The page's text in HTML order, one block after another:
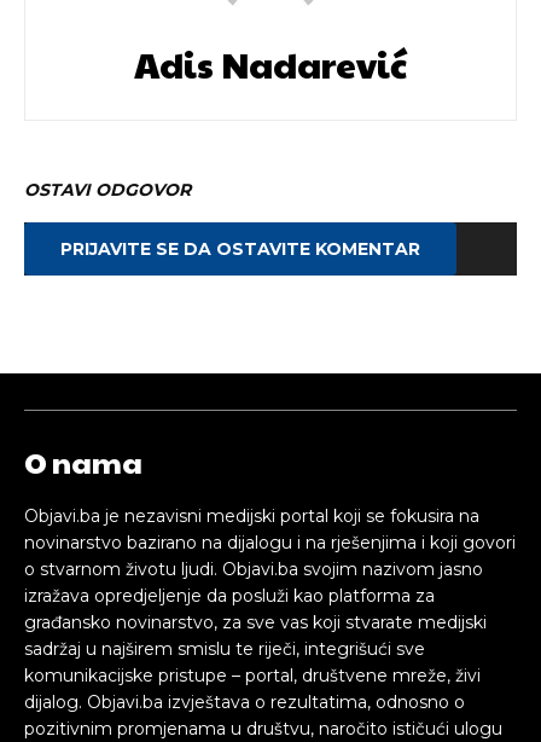
Adis Nadarević
OSTAVI ODGOVOR
PRIJAVITE SE DA OSTAVITE KOMENTAR
O nama
Objavi.ba je nezavisni medijski portal koji se fokusira na
novinarstvo bazirano na dijalogu i na rješenjima i koji govori
o stvarnom životu ljudi. Objavi.ba svojim nazivom jasno
izražava opredjeljenje da posluži kao platforma za
građansko novinarstvo, za sve vas koji stvarate medijski
sadržaj u najširem smislu te riječi, integrišući sve
komunikacijske pristupe – portal, društvene mreže, živi
dijalog. Objavi.ba izvještava o rezultatima, odnosno o
pozitivnim promjenama u društvu, naročito ističući ulogu